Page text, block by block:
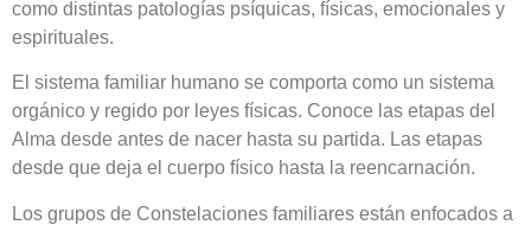
como distintas patologías psíquicas, físicas, emocionales y
espirituales.
El sistema familiar humano se comporta como un sistema
orgánico y regido por leyes físicas. Conoce las etapas del
Alma desde antes de nacer hasta su partida. Las etapas
desde que deja el cuerpo físico hasta la reencarnación.
Los grupos de Constelaciones familiares están enfocados a